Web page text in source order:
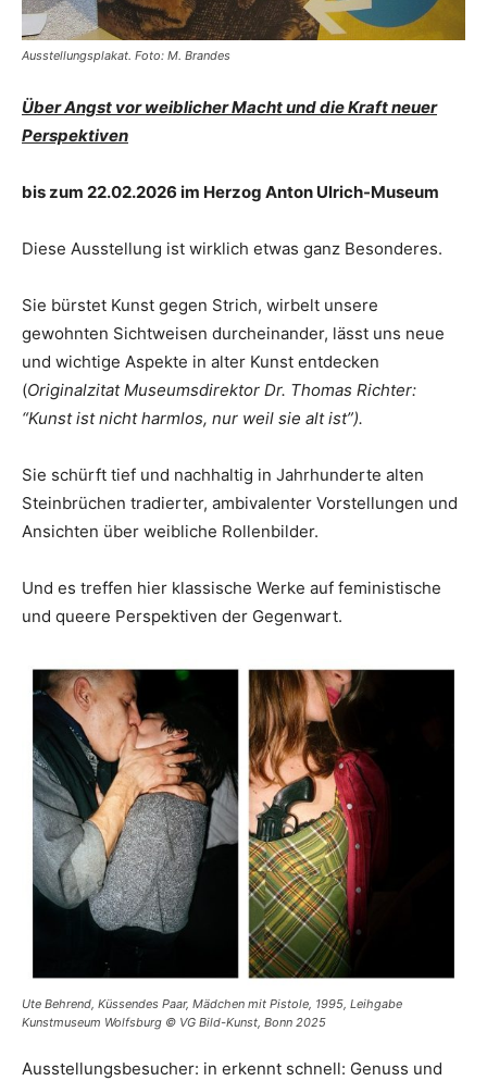
Ausstellungsplakat. Foto: M. Brandes
Über Angst vor weiblicher Macht und die Kraft neuer
Perspektiven
bis zum 22.02.2026 im Herzog Anton Ulrich-Museum
Diese Ausstellung ist wirklich etwas ganz Besonderes.
Sie bürstet Kunst gegen Strich, wirbelt unsere
gewohnten Sichtweisen durcheinander, lässt uns neue
und wichtige Aspekte in alter Kunst entdecken
(Originalzitat Museumsdirektor Dr. Thomas Richter:
“Kunst ist nicht harmlos, nur weil sie alt ist”).
Sie schürft tief und nachhaltig in Jahrhunderte alten
Steinbrüchen tradierter, ambivalenter Vorstellungen und
Ansichten über weibliche Rollenbilder.
Und es treffen hier klassische Werke auf feministische
und queere Perspektiven der Gegenwart.
Ute Behrend, Küssendes Paar, Mädchen mit Pistole, 1995, Leihgabe
Kunstmuseum Wolfsburg © VG Bild-Kunst, Bonn 2025
Ausstellungsbesucher: in erkennt schnell: Genuss und